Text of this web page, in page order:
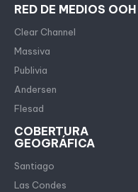
RED DE MEDIOS OOH
Clear Channel
Massiva
Publivia
Andersen
Flesad
COBERTURA
GEOGRÁFICA
Santiago
Las Condes